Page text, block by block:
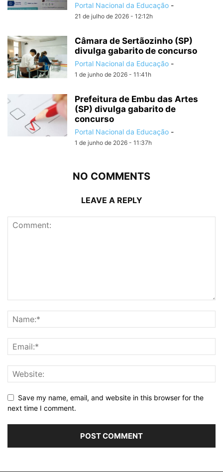
Portal Nacional da Educação -
21 de julho de 2026 - 12:12h
Câmara de Sertãozinho (SP)
divulga gabarito de concurso
Portal Nacional da Educação -
1 de junho de 2026 - 11:41h
Prefeitura de Embu das Artes
(SP) divulga gabarito de
concurso
Portal Nacional da Educação -
1 de junho de 2026 - 11:37h
NO COMMENTS
LEAVE A REPLY
Save my name, email, and website in this browser for the
next time I comment.